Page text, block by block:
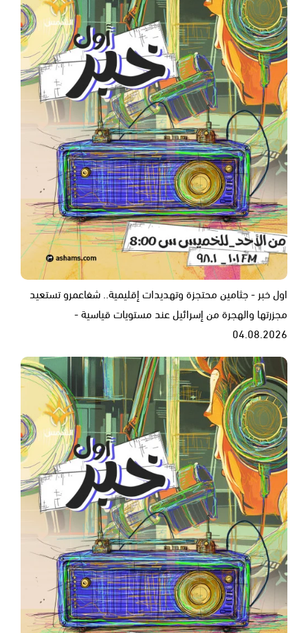
اول خبر - جثامين محتجزة وتهديدات إقليمية.. شفاعمرو تستعيد
مجزرتها والهجرة من إسرائيل عند مستويات قياسية -
04.08.2026